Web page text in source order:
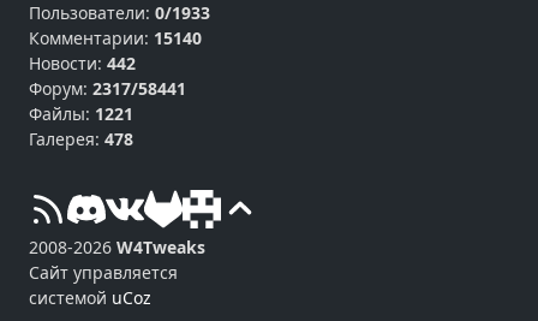
Пользователи: 0/1933
Комментарии: 15140
Новости: 442
Форум: 2317/58441
Файлы: 1221
Галерея: 478
2008-2026 W4Tweaks
Сайт управляется
системой uCoz